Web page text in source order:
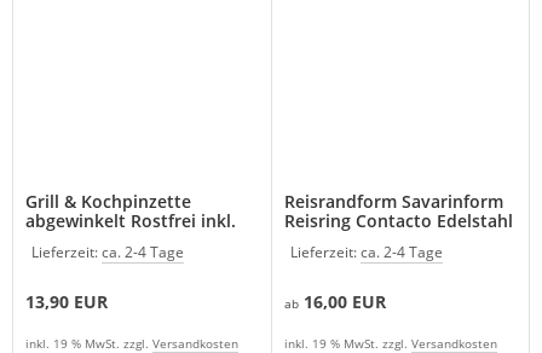
Grill & Kochpinzette
abgewinkelt Rostfrei inkl.
Lieferzeit:ca. 2-4 Tage
13,90 EUR
inkl. 19 % MwSt. zzgl. Versandkosten
Reisrandform Savarinform
Reisring Contacto Edelstahl
Lieferzeit:ca. 2-4 Tage
ab 16,00 EUR
inkl. 19 % MwSt. zzgl. Versandkosten